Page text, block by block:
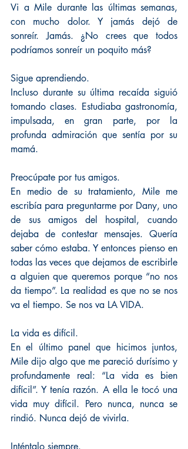
Vi a Mile durante las últimas semanas,
con mucho dolor. Y jamás dejó de
sonreír. Jamás. ¿No crees que todos
podríamos sonreír un poquito más?
Sigue aprendiendo.
Incluso durante su última recaída siguió
tomando clases. Estudiaba gastronomía,
impulsada, en gran parte, por la
profunda admiración que sentía por su
mamá.
Preocúpate por tus amigos.
En medio de su tratamiento, Mile me
escribía para preguntarme por Dany, uno
de sus amigos del hospital, cuando
dejaba de contestar mensajes. Quería
saber cómo estaba. Y entonces pienso en
todas las veces que dejamos de escribirle
a alguien que queremos porque “no nos
da tiempo”. La realidad es que no se nos
va el tiempo. Se nos va LA VIDA.
La vida es difícil.
En el último panel que hicimos juntos,
Mile dijo algo que me pareció durísimo y
profundamente real: “La vida es bien
difícil”. Y tenía razón. A ella le tocó una
vida muy difícil. Pero nunca, nunca se
rindió. Nunca dejó de vivirla.
Inténtalo siempre.